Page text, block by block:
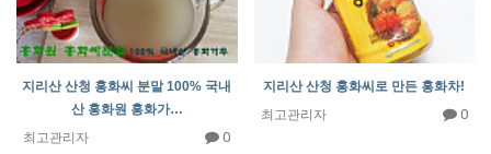
지리산 산청 홍화씨 분말 100% 국내
산 홍화원 홍화가…
최고관리자
0
지리산 산청 홍화씨로 만든 홍화차!
최고관리자
0